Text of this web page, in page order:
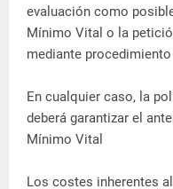
evaluación como
Mínimo Vital o la
mediante
En cualquier caso, la
deberá garantizar el
Mínimo Vital
Los costes inherentes